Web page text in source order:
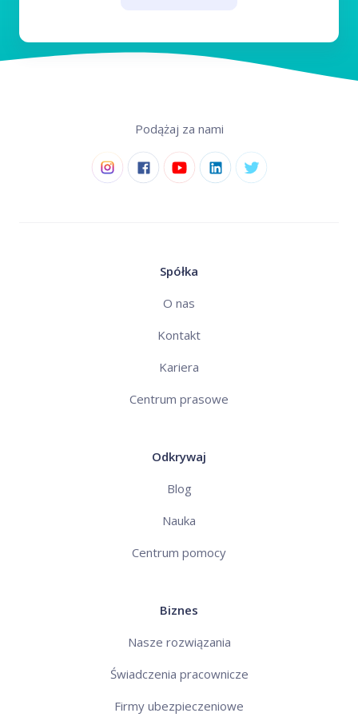
Podążaj za nami
Spółka
O nas
Kontakt
Kariera
Centrum prasowe
Odkrywaj
Blog
Nauka
Centrum pomocy
Biznes
Nasze rozwiązania
Świadczenia pracownicze
Firmy ubezpieczeniowe